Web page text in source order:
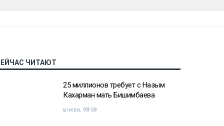
ЧИТАЮТ
25 миллионов требует с Назым
Кахарман мать Бишимбаева
вчера, 08:58